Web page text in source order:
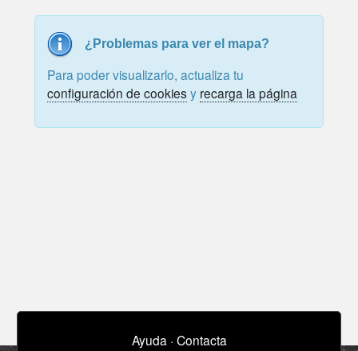
¿Problemas para ver el mapa?
Para poder visualizarlo, actualiza tu
configuración de cookiesy recarga la página
Ayuda · Contacta